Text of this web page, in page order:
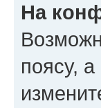
На
поясу,